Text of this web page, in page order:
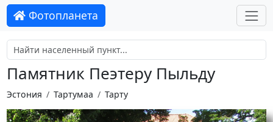
Фотопланета
Памятник Пеэтеру Пыльду
Эстония Тартумаа Тарту